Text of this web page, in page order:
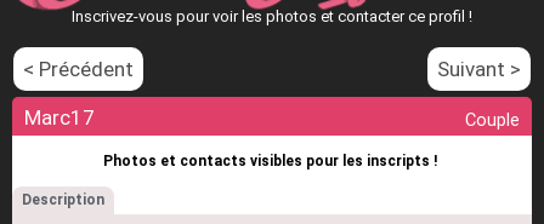
Inscrivez-vous pour voir les photos et contacter ce profil !
< Précédent
Suivant >
Marc17
Couple
Photos et contacts visibles pour les inscripts !
Description